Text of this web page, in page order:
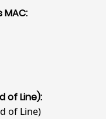
of Line):
of Line)